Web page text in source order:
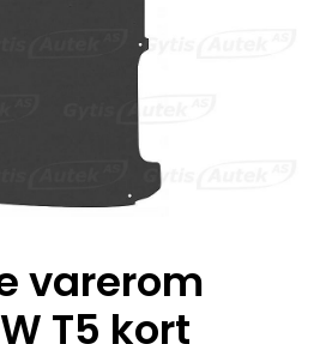
varerom
T5 kort